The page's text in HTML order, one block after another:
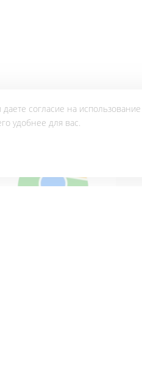
АвтоСвет в
2ГИС
согласие на
удобнее для вас.